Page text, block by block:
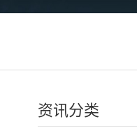
资讯分类